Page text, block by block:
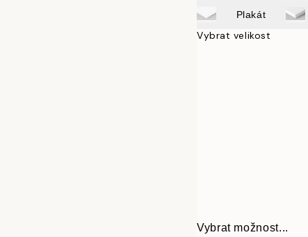
Plakát
Vybrat velikost
Vybrat možnost...